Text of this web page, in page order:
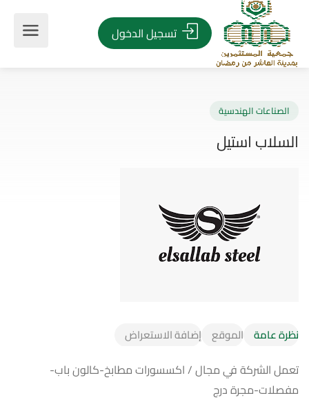
تسجيل الدخول
الهندسية
استيل
نظرة عامة الموقع إضافة الاستعراض
تعمل الشركة في مجال / اكسسورات مطابخ-كالون باب-
مفصلات-مجرة درج